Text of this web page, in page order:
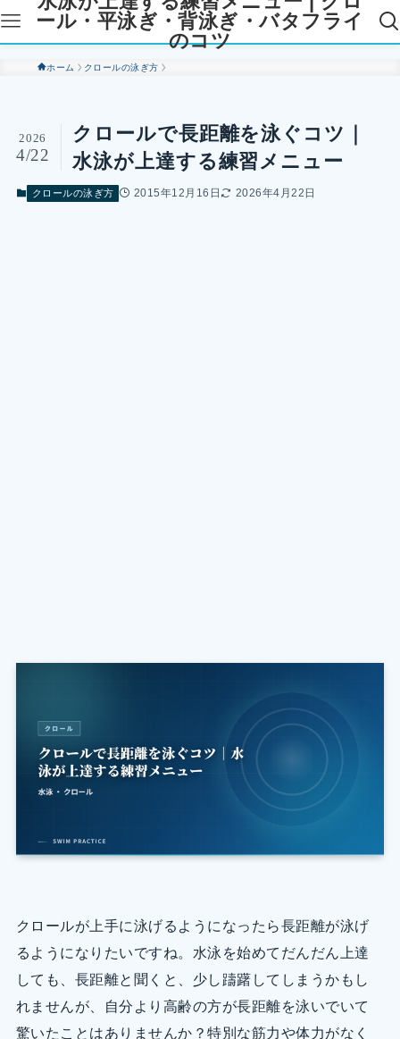
ール・平泳ぎ・背泳ぎ・バタフライ
のコツ
ホーム クロールの泳ぎ方
クロールで長距離を泳ぐコツ｜
水泳が上達する練習メニュー
2026
4/22
クロールの泳ぎ方 2015年12月16日 2026年4月22日
クロールが上手に泳げるようになったら長距離が泳げ
るようになりたいですね。水泳を始めてだんだん上達
しても、長距離と聞くと、少し躊躇してしまうかもし
れませんが、自分より高齢の方が長距離を泳いでいて
驚いたことはありませんか？特別な筋力や体力がなく